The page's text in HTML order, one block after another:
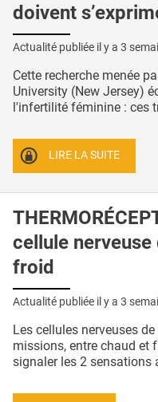
doivent
Actualité publiée il y a 3
Cette recherche menée
University (New Jersey)
l'infertilité féminine : ces
LIRE LA SUITE
cellule
froid
Actualité publiée il y a 3
Les cellules nerveuses
missions, entre chaud et
signaler les 2 sensations